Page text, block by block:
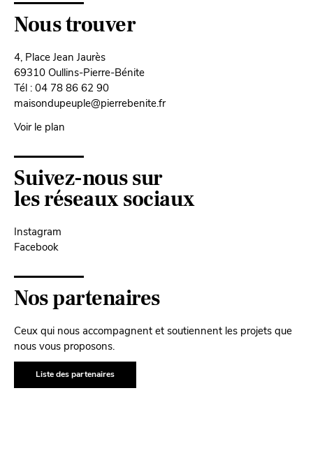
Nous trouver
4, Place Jean Jaurès
69310 Oullins-Pierre-Bénite
Tél : 04 78 86 62 90
maisondupeuple@pierrebenite.fr
Voir le plan
Suivez-nous sur
les réseaux sociaux
Instagram
Facebook
Nos partenaires
Ceux qui nous accompagnent et soutiennent les projets que
nous vous proposons.
Liste des partenaires